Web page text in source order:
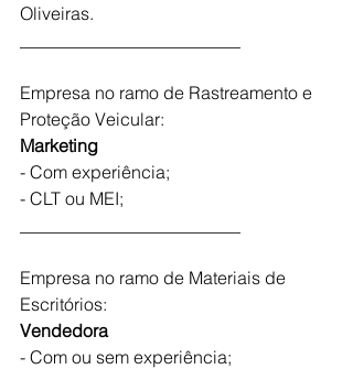
Oliveiras.
Empresa no ramo de Rastreamento e
Proteção Veicular:
Marketing
- Com experiência;
- CLT ou MEI;
Empresa no ramo de Materiais de
Escritórios:
Vendedora
- Com ou sem experiência;